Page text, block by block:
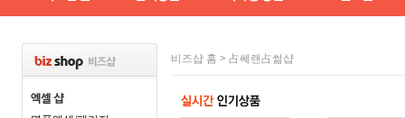
비즈샵 홈 > 占쎄랜占썲샵